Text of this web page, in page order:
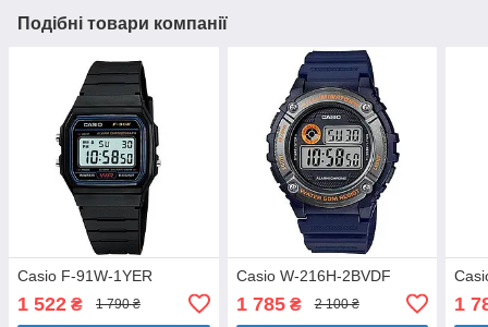
Подібні товари компанії
Casio F-91W-1YER
1 522 ₴ 1 790 ₴
Casio W-216H-2BVDF
1 785₴ 2 100 ₴ 1